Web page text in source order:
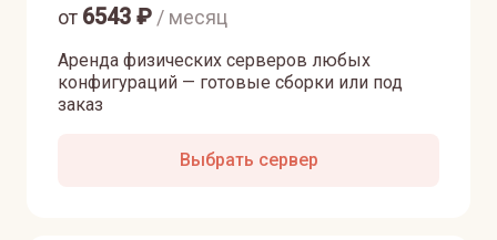
Аренда физических серверов любых
конфигураций — готовые сборки или под
заказ
от 6543 ₽ / месяц
Выбрать сервер